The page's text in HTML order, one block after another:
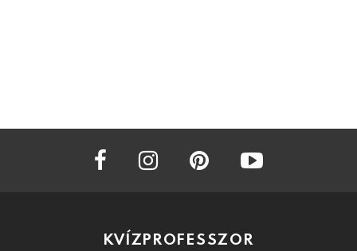
facebook instagram
KVÍZPROFESSZOR